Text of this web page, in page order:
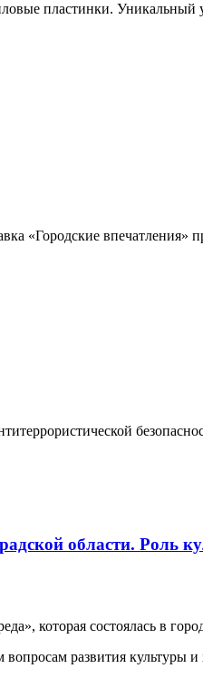
пластинки. Уникальный
«Городские впечатления»
области. Роль
которая состоялась в
развития культуры